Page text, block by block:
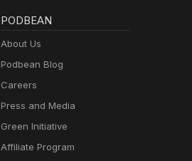
PODBEAN
About Us
Podbean Blog
Careers
Press and Media
Green Initiative
Affiliate Program